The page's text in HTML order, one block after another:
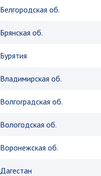
Белгородская об.
Брянская об.
Бурятия
Владимирская об.
Волгоградская об.
Вологодская об.
Воронежская об.
Дагестан